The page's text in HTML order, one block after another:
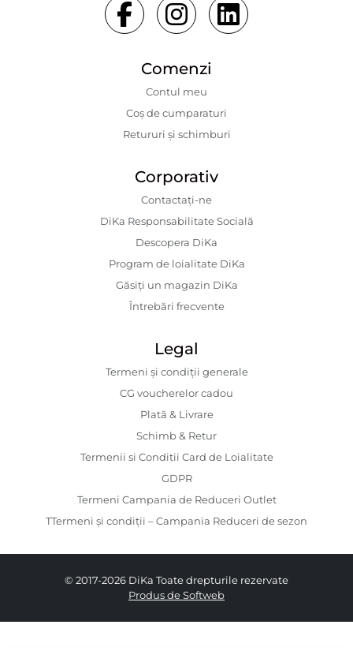
Comenzi
Contul meu
Coș de cumparaturi
Retururi și schimburi
Corporativ
Contactaţi-ne
DiKa Responsabilitate Socială
Descopera DiKa
Program de loialitate DiKa
Găsiți un magazin DiKa
Întrebări frecvente
Legal
Termeni și condiții generale
CG voucherelor cadou
Plată & Livrare
Schimb & Retur
Termenii si Conditii Card de Loialitate
GDPR
Termeni Campania de Reduceri Outlet
TTermeni și condiții – Campania Reduceri de sezon
© 2017-2026 DiKa Toate drepturile rezervate
Produs de Softweb